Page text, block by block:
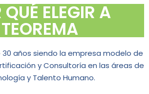
QUÉ ELEGIR A
TEOREMA
años siendo la empresa modelo de
y Consultoría en las áreas de
y Talento Humano.